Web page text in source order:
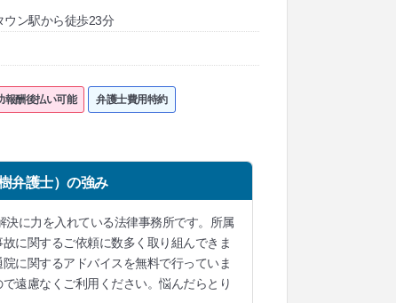
ウン駅から徒歩23分
報酬後払い可能 弁護士費用特約
弁護士）の強み
に力を入れている法律事務所です。所属
に関するご依頼に数多く取り組んできま
に関するアドバイスを無料で行っていま
遠慮なくご利用ください。悩んだらとり